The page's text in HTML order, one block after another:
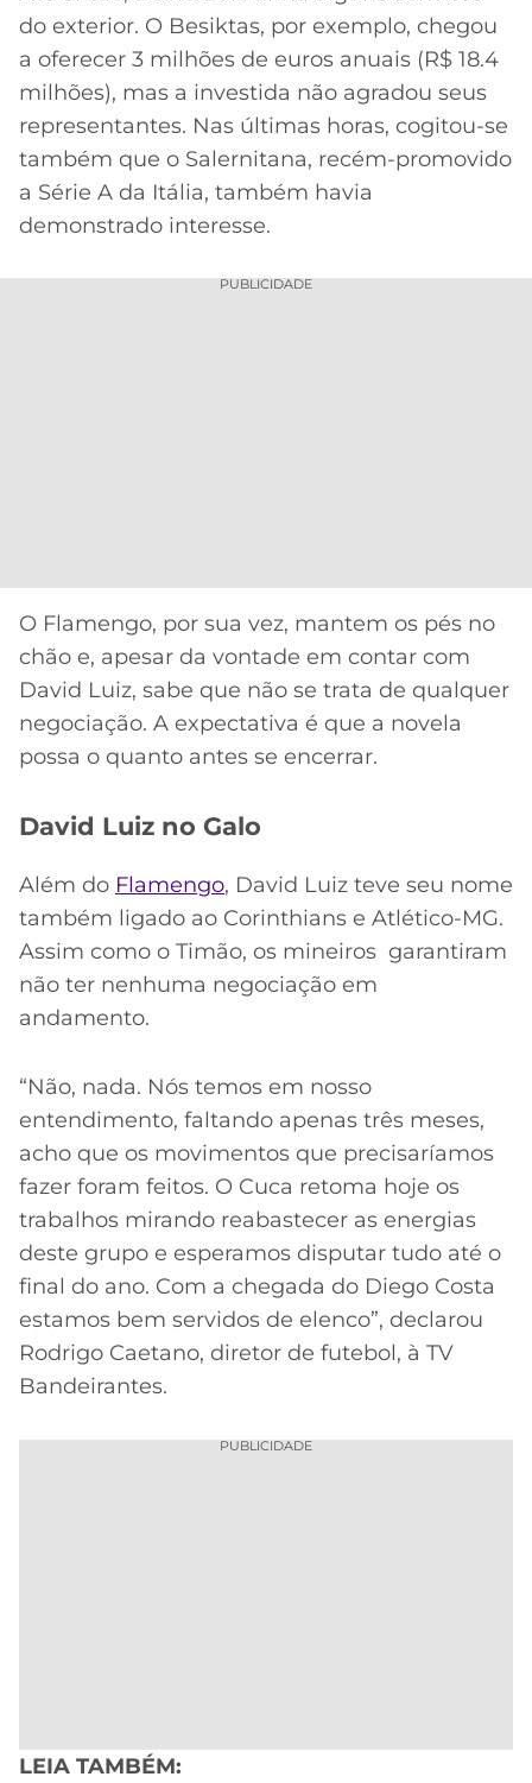
do exterior. O Besiktas, por exemplo, chegou
a oferecer 3 milhões de euros anuais (R$ 18.4
milhões), mas a investida não agradou seus
representantes. Nas últimas horas, cogitou-se
também que o Salernitana, recém-promovido
a Série A da Itália, também havia
demonstrado interesse.
PUBLICIDADE
O Flamengo, por sua vez, mantem os pés no
chão e, apesar da vontade em contar com
David Luiz, sabe que não se trata de qualquer
negociação. A expectativa é que a novela
possa o quanto antes se encerrar.
David Luiz no Galo
Além do Flamengo, David Luiz teve seu nome
também ligado ao Corinthians e Atlético-MG.
Assim como o Timão, os mineiros garantiram
não ter nenhuma negociação em
andamento.
“Não, nada. Nós temos em nosso
entendimento, faltando apenas três meses,
acho que os movimentos que precisaríamos
fazer foram feitos. O Cuca retoma hoje os
trabalhos mirando reabastecer as energias
deste grupo e esperamos disputar tudo até o
final do ano. Com a chegada do Diego Costa
estamos bem servidos de elenco”, declarou
Rodrigo Caetano, diretor de futebol, à TV
Bandeirantes.
PUBLICIDADE
LEIA TAMBÉM: